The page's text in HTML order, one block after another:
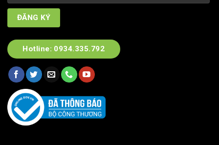
Hotline: 0934.335.792